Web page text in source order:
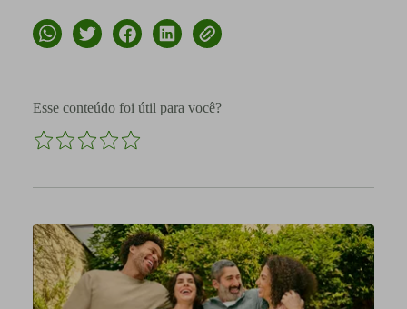
Esse conteúdo foi útil para você?